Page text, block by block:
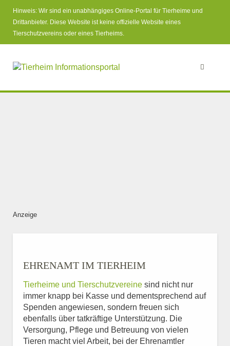
Hinweis: Wir sind ein unabhängiges Online-Portal für Tierheime und
Drittanbieter. Diese Website ist keine offizielle Website eines
Tierschutzvereins oder eines Tierheims.
Anzeige
EHRENAMT IM TIERHEIM
Tierheime und Tierschutzvereine sind nicht nur
immer knapp bei Kasse und dementsprechend auf
Spenden angewiesen, sondern freuen sich
ebenfalls über tatkräftige Unterstützung. Die
Versorgung, Pflege und Betreuung von vielen
Tieren macht viel Arbeit, bei der Ehrenamtler